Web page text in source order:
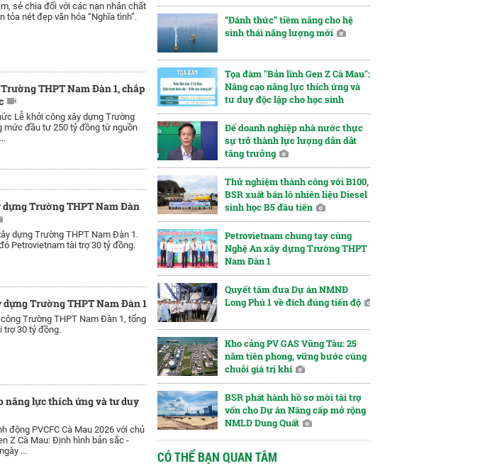
sẻ chia đối với các nạn nhân chất
nét đẹp văn hóa “Nghĩa tình”.
THPT Nam Đàn 1, chắp
Lễ khởi công xây dựng Trường
mức đầu tư 250 tỷ đồng từ nguồn
Trường THPT Nam Đàn
dựng Trường THPT Nam Đàn 1.
Petrovietnam tài trợ 30 tỷ đồng.
Trường THPT Nam Đàn 1
Trường THPT Nam Đàn 1, tổng
trợ 30 tỷ đồng.
năng lực thích ứng và tư duy
động PVCFC Cà Mau 2026 với chủ
Z Cà Mau: Định hình bản sắc -
...
“Đánh thức” tiềm năng cho hệ
sinh thái năng lượng mới
Tọa đàm "Bản lĩnh Gen Z Cà Mau":
Nâng cao năng lực thích ứng và
tư duy độc lập cho học sinh
Để doanh nghiệp nhà nước thực
sự trở thành lực lượng dẫn dắt
tăng trưởng
Thử nghiệm thành công với B100,
BSR xuất bán lô nhiên liệu Diesel
sinh học B5 đầu tiên
Petrovietnam chung tay cùng
Nghệ An xây dựng Trường THPT
Nam Đàn 1
Quyết tâm đưa Dự án NMNĐ
Long Phú 1 về đích đúng tiến độ
Kho cảng PV GAS Vũng Tàu: 25
năm tiên phong, vững bước cùng
chuỗi giá trị khí
BSR phát hành hồ sơ mời tài trợ
vốn cho Dự án Nâng cấp mở rộng
NMLD Dung Quất
CÓ THỂ BẠN QUAN TÂM